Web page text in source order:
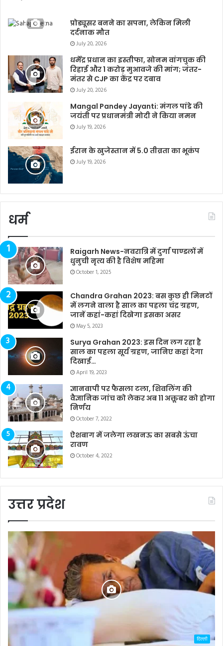
प्रोड्यूसर बनने का सपना, लेकिन मिली
दर्दनाक मौत
July 20, 2026
धर्मेंद्र प्रधान का इस्तीफा, सोनम वांगचुक की
रिहाई और 1 करोड़ मुआवजे की मांग; जंतर-
मंतर से CJP का केंद्र पर दबाव
July 20, 2026
Mangal Pandey Jayanti: मंगल पांडे की
जयंती पर प्रधानमंत्री मोदी ने किया नमन
July 19, 2026
ईरान के खुजेस्तान में 5.0 तीव्रता का भूकंप
July 19, 2026
धर्म
Raigarh News-नवरात्रि में दुर्गा पाण्डलों में
धुनुची नृत्य की है विशेष महिमा
October 1, 2025
Chandra Grahan 2023: बस कुछ ही मिनटों
में लगने वाला है साल का पहला चंद्र ग्रहण,
जानें कहां-कहां दिखेगा इसका असर
May 5, 2023
Surya Grahan 2023: इस दिन लग रहा है
साल का पहला सूर्य ग्रहण, जानिए कहां देगा
दिखाई…
April 19, 2023
ज्ञानवापी पर फैसला टला, शिवलिंग की
वैज्ञानिक जांच को लेकर अब 11 अक्तूबर को होगा
निर्णय
October 7, 2022
ऐशबाग में जलेगा लखनऊ का सबसे ऊंचा
रावण
October 4, 2022
उत्तर प्रदेश
दिल्ली